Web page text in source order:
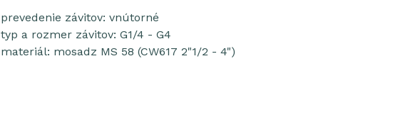
prevedenie závitov: vnútorné
typ a rozmer závitov: G1/4 - G4
materiál: mosadz MS 58 (CW617 2"1/2 - 4")